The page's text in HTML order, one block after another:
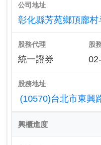
公司地址
彰化縣芳苑鄉頂廍
股務代理
統一證券
股
股務地址
(10570)台北市東興
興櫃進度